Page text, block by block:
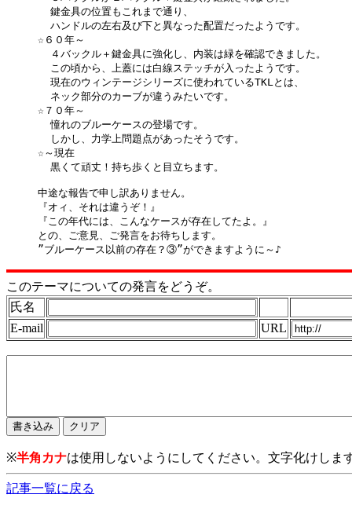
  鍵金具の位置もこれまで通り、
  ハンドルの左右及び下と異なった配置だったようです。
☆６０年～
  ４バックル＋鍵金具に強化し、内装は緑を確認できました。
  この頃から、上蓋には白線ステッチが入ったようです。
  現在のウィンテージシリーズに使われているTKLとは、
  ネック部分のカーブが違うみたいです。
☆７０年～
  憧れのブルーケースの登場です。
  しかし、力学上問題点があったそうです。
☆～現在
  黒くて頑丈！持ち歩くと目立ちます。
中途な報告で申し訳ありません。
『オィ、それは違うぞ！』
『この年代には、こんなケースが存在してたよ。』
との、ご意見、ご発言をお待ちします。
このテーマについての発言をどうぞ。
氏名
E-mail
URL
※半角カナは使用しないようにしてください。文字化けしま
記事一覧に戻る